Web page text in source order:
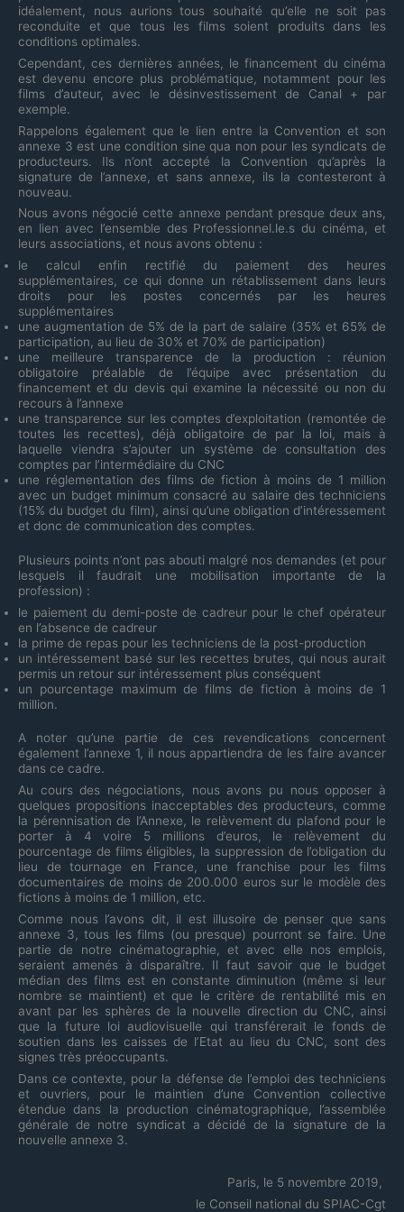
idéalement, nous aurions tous souhaité qu’elle ne soit pas
reconduite et que tous les films soient produits dans les
conditions optimales.
Cependant, ces dernières années, le financement du cinéma
est devenu encore plus problématique, notamment pour les
films d’auteur, avec le désinvestissement de Canal + par
exemple.
Rappelons également que le lien entre la Convention et son
annexe 3 est une condition sine qua non pour les syndicats de
producteurs. Ils n’ont accepté la Convention qu’après la
signature de l’annexe, et sans annexe, ils la contesteront à
nouveau.
Nous avons négocié cette annexe pendant presque deux ans,
en lien avec l’ensemble des Professionnel.le.s du cinéma, et
leurs associations, et nous avons obtenu :
le calcul enfin rectifié du paiement des heures
supplémentaires, ce qui donne un rétablissement dans leurs
droits pour les postes concernés par les heures
supplémentaires
une augmentation de 5% de la part de salaire (35% et 65% de
participation, au lieu de 30% et 70% de participation)
une meilleure transparence de la production : réunion
obligatoire préalable de l’équipe avec présentation du
financement et du devis qui examine la nécessité ou non du
recours à l’annexe
une transparence sur les comptes d’exploitation (remontée de
toutes les recettes), déjà obligatoire de par la loi, mais à
laquelle viendra s’ajouter un système de consultation des
comptes par l’intermédiaire du CNC
une réglementation des films de fiction à moins de 1 million
avec un budget minimum consacré au salaire des techniciens
(15% du budget du film), ainsi qu’une obligation d’intéressement
et donc de communication des comptes.
Plusieurs points n’ont pas abouti malgré nos demandes (et pour
lesquels il faudrait une mobilisation importante de la
profession) :
le paiement du demi-poste de cadreur pour le chef opérateur
en l’absence de cadreur
la prime de repas pour les techniciens de la post-production
un intéressement basé sur les recettes brutes, qui nous aurait
permis un retour sur intéressement plus conséquent
un pourcentage maximum de films de fiction à moins de 1
million.
A noter qu’une partie de ces revendications concernent
également l’annexe 1, il nous appartiendra de les faire avancer
dans ce cadre.
Au cours des négociations, nous avons pu nous opposer à
quelques propositions inacceptables des producteurs, comme
la pérennisation de l’Annexe, le relèvement du plafond pour le
porter à 4 voire 5 millions d’euros, le relèvement du
pourcentage de films éligibles, la suppression de l’obligation du
lieu de tournage en France, une franchise pour les films
documentaires de moins de 200.000 euros sur le modèle des
fictions à moins de 1 million, etc.
Comme nous l’avons dit, il est illusoire de penser que sans
annexe 3, tous les films (ou presque) pourront se faire. Une
partie de notre cinématographie, et avec elle nos emplois,
seraient amenés à disparaître. Il faut savoir que le budget
médian des films est en constante diminution (même si leur
nombre se maintient) et que le critère de rentabilité mis en
avant par les sphères de la nouvelle direction du CNC, ainsi
que la future loi audiovisuelle qui transférerait le fonds de
soutien dans les caisses de l’Etat au lieu du CNC, sont des
signes très préoccupants.
Dans ce contexte, pour la défense de l’emploi des techniciens
et ouvriers, pour le maintien d’une Convention collective
étendue dans la production cinématographique, l’assemblée
générale de notre syndicat a décidé de la signature de la
nouvelle annexe 3.
Paris, le 5 novembre 2019,
le Conseil national du SPIAC-Cgt